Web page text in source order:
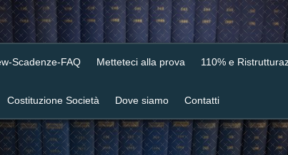
Scadenze-FAQ Metteteci alla prova 110% e
Costituzione Società Dove siamo Contatti